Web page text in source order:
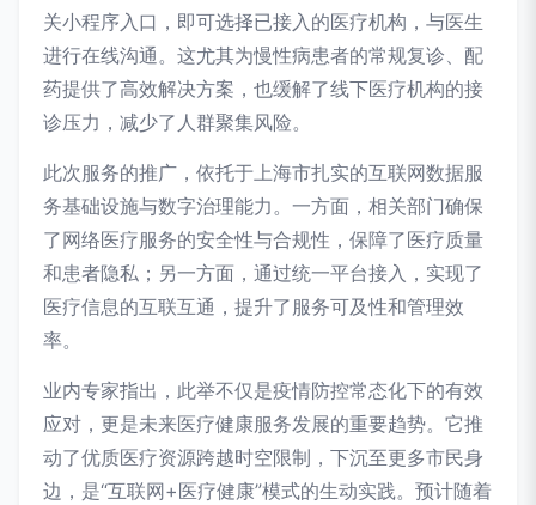
关小程序入口，即可选择已接入的医疗机构，与医生
进行在线沟通。这尤其为慢性病患者的常规复诊、配
药提供了高效解决方案，也缓解了线下医疗机构的接
诊压力，减少了人群聚集风险。
此次服务的推广，依托于上海市扎实的互联网数据服
务基础设施与数字治理能力。一方面，相关部门确保
了网络医疗服务的安全性与合规性，保障了医疗质量
和患者隐私；另一方面，通过统一平台接入，实现了
医疗信息的互联互通，提升了服务可及性和管理效
率。
业内专家指出，此举不仅是疫情防控常态化下的有效
应对，更是未来医疗健康服务发展的重要趋势。它推
动了优质医疗资源跨越时空限制，下沉至更多市民身
边，是“互联网+医疗健康”模式的生动实践。预计随着